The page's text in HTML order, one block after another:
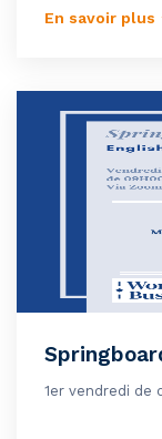
En savoir plus
1er vendredi de